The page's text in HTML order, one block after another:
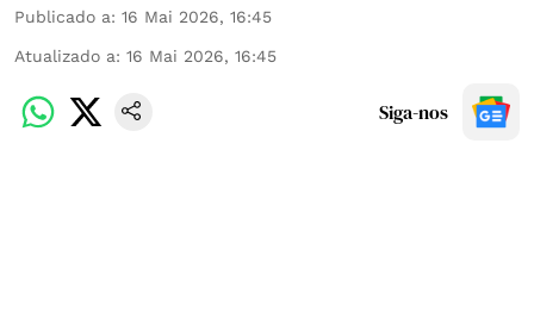
Publicado a: 16 Mai 2026, 16:45
Atualizado a: 16 Mai 2026, 16:45
Siga-nos